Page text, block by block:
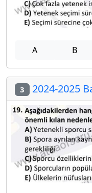
A B
3 2024-2025